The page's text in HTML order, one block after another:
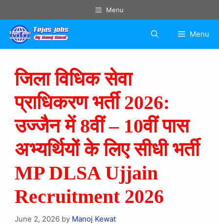
Menu
Menu
जिला विधिक सेवा
प्राधिकरण भर्ती 2026:
उज्जैन में 8वीं – 10वीं पास
अभ्यर्थियों के लिए सीधी भर्ती
MP DLSA Ujjain
Recruitment 2026
June 2, 2026 by Manoj Kewat